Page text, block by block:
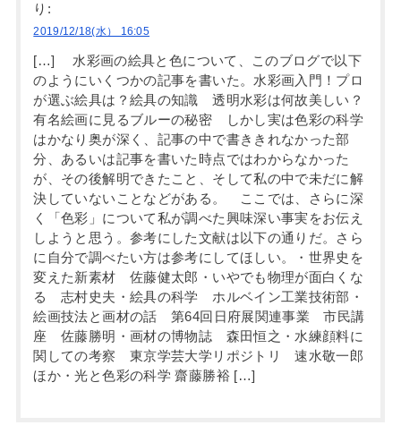
り:
2019/12/18(水） 16:05
[…] 水彩画の絵具と色について、このブログで以下
のようにいくつかの記事を書いた。水彩画入門！プロ
が選ぶ絵具は？絵具の知識 透明水彩は何故美しい？
有名絵画に見るブルーの秘密 しかし実は色彩の科学
はかなり奥が深く、記事の中で書ききれなかった部
分、あるいは記事を書いた時点ではわからなかった
が、その後解明できたこと、そして私の中で未だに解
決していないことなどがある。 ここでは、さらに深
く「色彩」について私が調べた興味深い事実をお伝え
しようと思う。参考にした文献は以下の通りだ。さら
に自分で調べたい方は参考にしてほしい。・世界史を
変えた新素材 佐藤健太郎・いやでも物理が面白くな
る 志村史夫・絵具の科学 ホルベイン工業技術部・
絵画技法と画材の話 第64回日府展関連事業 市民講
座 佐藤勝明・画材の博物誌 森田恒之・水練顔料に
関しての考察 東京学芸大学リポジトリ 速水敬一郎
ほか・光と色彩の科学 齋藤勝裕 […]